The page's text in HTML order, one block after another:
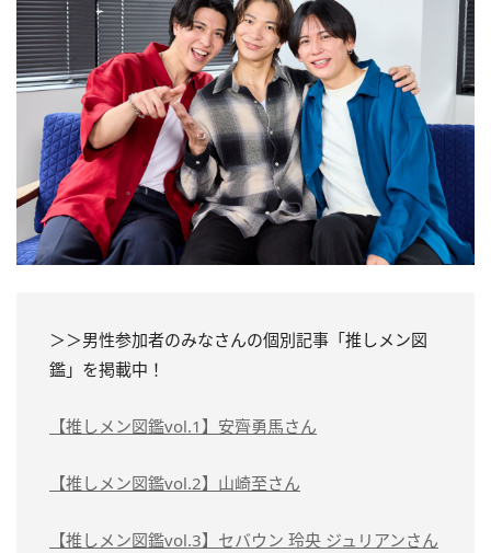
＞＞男性参加者のみなさんの個別記事「推しメン図
鑑」を掲載中！
【推しメン図鑑vol.1】安齊勇馬さん
【推しメン図鑑vol.2】山崎至さん
【推しメン図鑑vol.3】セバウン 玲央 ジュリアンさん